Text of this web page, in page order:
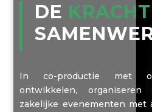
DE KRACHT
In co-productie met
ontwikkelen,
zakelijke evenementen met